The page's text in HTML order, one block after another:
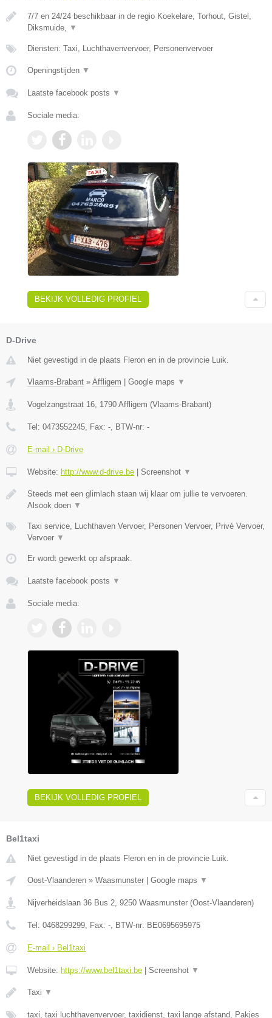
7/7 en 24/24 beschikbaar in de regio Koekelare, Torhout, Gistel,
Diksmuide, ▼
Diensten: Taxi, Luchthavenvervoer, Personenvervoer
Openingstijden ▼
Laatste facebook posts ▼
Sociale media:
BEKIJK VOLLEDIG PROFIEL
D-Drive
Niet gevestigd in de plaats Fleron en in de provincie Luik.
Vlaams-Brabant » Affligem | Google maps ▼
Vogelzangstraat 16 1790 Affligem (Vlaams-Brabant)
Tel: 0473552245 , Fax: - , BTW-nr: -
E-mail › D-Drive
Website: http://www.d-drive.be | Screenshot ▼
Steeds met een glimlach staan wij klaar om jullie te vervoeren.
Alsook doen ▼
Taxi service, Luchthaven Vervoer, Personen Vervoer, Privé Vervoer,
Vervoer ▼
Er wordt gewerkt op afspraak.
Laatste facebook posts ▼
Sociale media:
BEKIJK VOLLEDIG PROFIEL
Bel1taxi
Niet gevestigd in de plaats Fleron en in de provincie Luik.
Oost-Vlaanderen » Waasmunster Google maps ▼
Nijverheidslaan 36 Bus 2 9250 Waasmunster (Oost-Vlaanderen)
Tel: 0468299299 , Fax: - , BTW-nr: BE0695695975
E-mail › Bel1taxi
Website: https://www.bel1taxi.be Screenshot ▼
Taxi ▼
taxi, taxi luchthavenvervoer, taxidienst, taxi lange afstand, Pakjes